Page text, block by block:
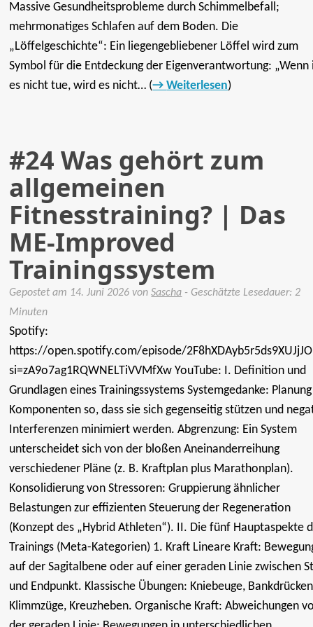
Massive Gesundheitsprobleme durch Schimmelbefall;
mehrmonatiges Schlafen auf dem Boden. Die
„Löffelgeschichte“: Ein liegengebliebener Löffel wird zum
Symbol für die Entdeckung der Eigenverantwortung: „Wenn
es nicht tue, wird es nicht… (
Weiterlesen)
#24 Was gehört zum
allgemeinen
Fitnesstraining? | Das
ME-Improved
Trainingssystem
Gepostet am 14. Juni 2026vonSascha - Geschätzte Lesedauer: 2
Minuten
Spotify:
https://open.spotify.com/episode/
si=zA9o7ag1RQWNELTiVVMfXw YouTube: I. Definition und
Grundlagen eines Trainingssystems Systemgedanke:
Komponenten so, dass sie sich gegenseitig stützen und
Interferenzen minimiert werden. Abgrenzung: Ein System
unterscheidet sich von der bloßen Aneinanderreihung
verschiedener Pläne (z. B. Kraftplan plus Marathonplan).
Konsolidierung von Stressoren: Gruppierung ähnlicher
Belastungen zur effizienten Steuerung der Regeneration
(Konzept des „Hybrid Athleten“). II. Die fünf Hauptaspekte
Trainings (Meta-Kategorien) 1. Kraft Lineare Kraft:
auf der Sagitalbene oder auf einer geraden Linie zwischen
und Endpunkt. Klassische Übungen: Kniebeuge,
Klimmzüge, Kreuzheben. Organische Kraft: Abweichungen